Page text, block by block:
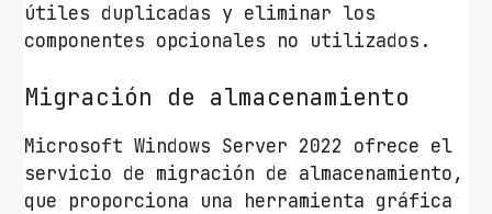
útiles duplicadas y eliminar los
componentes opcionales no utilizados.
Migración de almacenamiento
Microsoft Windows Server 2022 ofrece el
servicio de migración de almacenamiento,
que proporciona una herramienta gráfica